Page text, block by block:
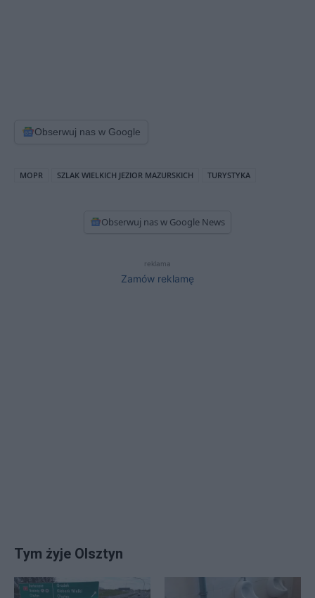
Obserwuj nas w Google
MOPR SZLAK WIELKICH JEZIOR MAZURSKICH TURYSTYKA
Obserwuj nas w Google News
reklama
Zamów reklamę
Tym żyje Olsztyn